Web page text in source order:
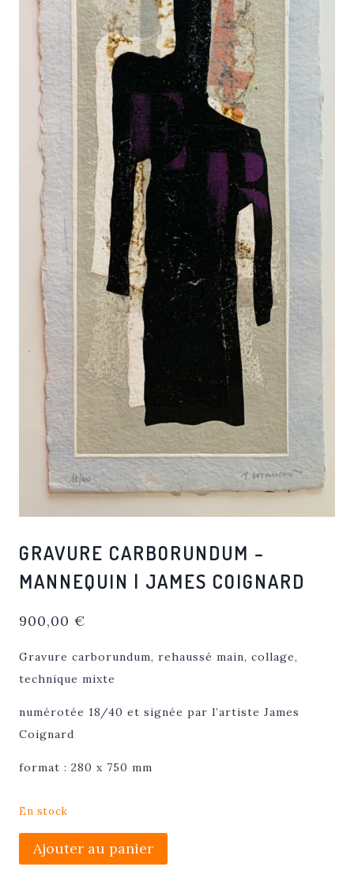
GRAVURE CARBORUNDUM –
MANNEQUIN | JAMES COIGNARD
900,00 €
Gravure carborundum, rehaussé main, collage,
technique mixte
numérotée 18/40 et signée par l’artiste James
Coignard
format : 280 x 750 mm
En stock
quantité
de
Ajouter au panier